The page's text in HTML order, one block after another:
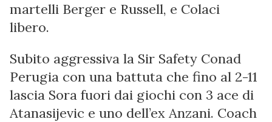
martelli Berger e Russell, e Colaci
libero.
Subito aggressiva la Sir Safety Conad
Perugia con una battuta che fino al 2-11
lascia Sora fuori dai giochi con 3 ace di
Atanasijevic e uno dell’ex Anzani. Coach